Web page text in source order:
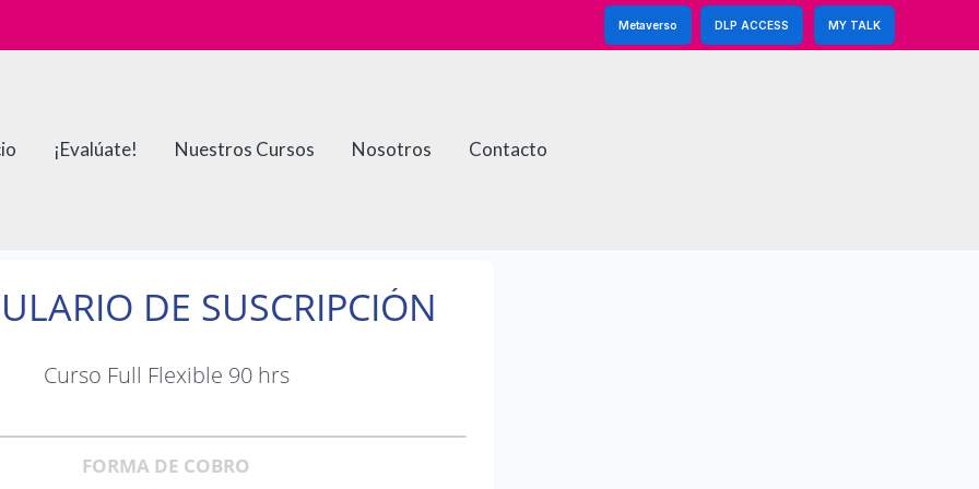
Metaverso DLP ACCESS MY TALK
¡Evalúate! Nuestros Cursos Nosotros Contacto
DE SUSCRIPCIÓN
Curso Full Flexible 90 hrs
FORMA DE COBRO